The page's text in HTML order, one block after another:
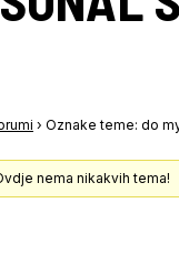
› Oznake teme: do
nema nikakvih tema!